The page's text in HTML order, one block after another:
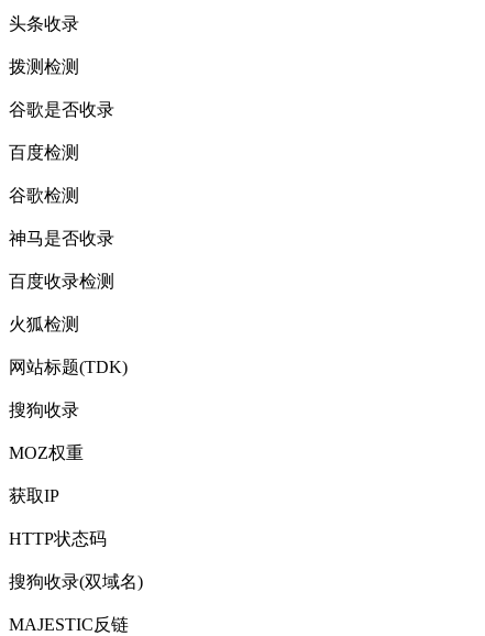
头条收录
拨测检测
谷歌是否收录
百度检测
谷歌检测
神马是否收录
百度收录检测
火狐检测
网站标题(TDK)
搜狗收录
MOZ权重
获取IP
HTTP状态码
搜狗收录(双域名)
MAJESTIC反链